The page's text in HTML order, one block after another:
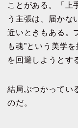
ことがある。「上
う主張は、届かな
近いときもある。
も魂”という美学
を回避しようとす
結局ぶつかってい
のだ。